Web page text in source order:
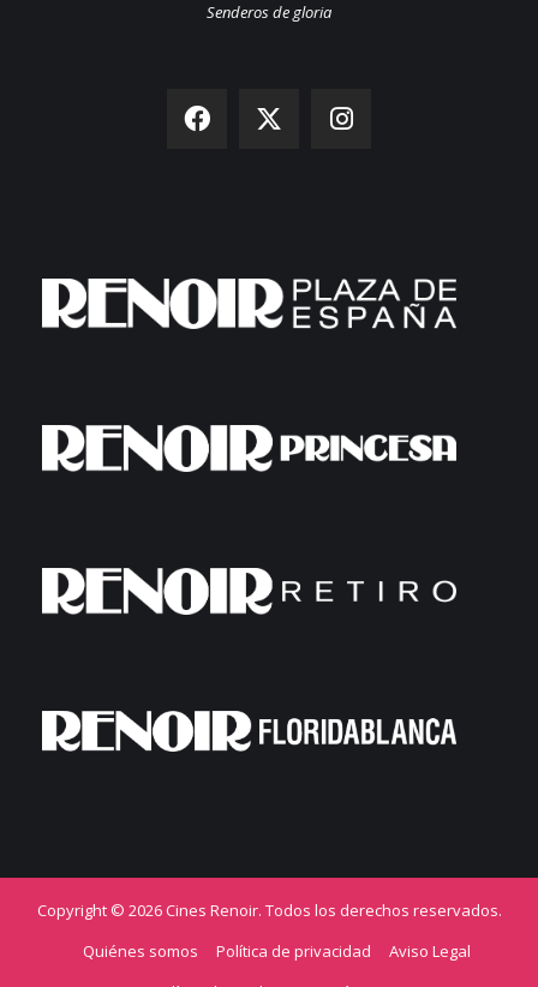
Senderos de gloria
Copyright © 2026 Cines Renoir. Todos los derechos reservados.
Quiénes somos
Política de privacidad
Aviso Legal